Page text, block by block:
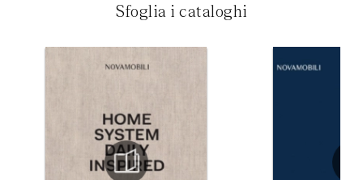
Sfoglia i cataloghi